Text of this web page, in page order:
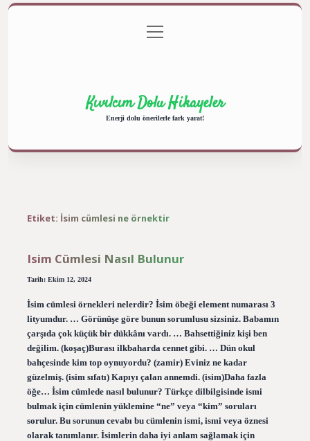
Gizlilik Politikası
menüyü
aç
Kıvılcım Dolu Hikayeler
Enerji dolu önerilerle fark yarat!
Etiket: İsim cümlesi ne örnektir
Isim Cümlesi Nasıl Bulunur
Tarih: Ekim 12, 2024
İsim cümlesi örnekleri nelerdir? İsim öbeği element numarası 3
lityumdur. … Görünüşe göre bunun sorumlusu sizsiniz. Babamın
çarşıda çok küçük bir dükkânı vardı. … Bahsettiğiniz kişi ben
değilim. (koşaç)Burası ilkbaharda cennet gibi. … Dün okul
bahçesinde kim top oynuyordu? (zamir) Eviniz ne kadar
güzelmiş. (isim sıfatı) Kapıyı çalan annemdi. (isim)Daha fazla
öğe… İsim cümlede nasıl bulunur? Türkçe dilbilgisinde ismi
bulmak için cümlenin yüklemine “ne” veya “kim” soruları
sorulur. Bu sorunun cevabı bu cümlenin ismi, ismi veya öznesi
olarak tanımlanır. İsimlerin daha iyi anlam sağlamak için